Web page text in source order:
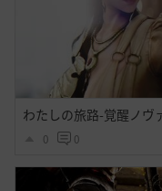
わたしの旅路-覚醒ノヴ
0 0